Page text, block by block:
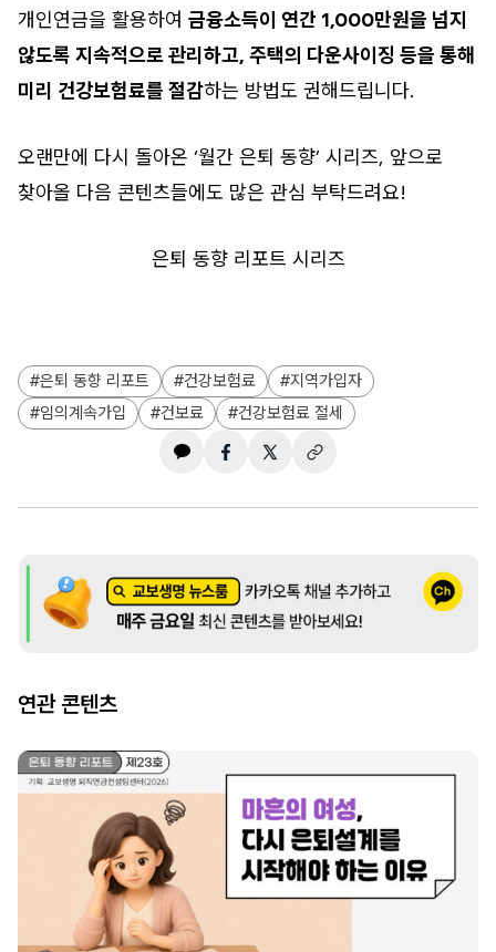
개인연금을 활용하여 금융소득이 연간 1,000만원을 넘지
않도록 지속적으로 관리하고, 주택의 다운사이징 등을 통해
미리 건강보험료를 절감하는 방법도 권해드립니다.
오랜만에 다시 돌아온 ‘월간 은퇴 동향’ 시리즈, 앞으로
찾아올 다음 콘텐츠들에도 많은 관심 부탁드려요!
은퇴 동향 리포트 시리즈
은퇴 동향 리포트 건강보험료
지역가입자
임의계속가입
건보료 건강보험료 절세
연관 콘텐츠